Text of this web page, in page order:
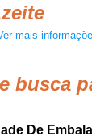
mais
busca
De